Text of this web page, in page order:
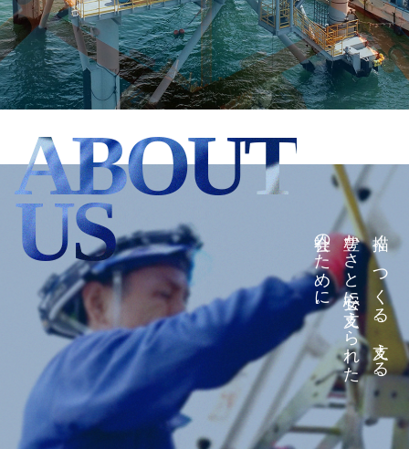
ABOUT
US 描く。つくる。支える。
豊かさと安心に支えられた
社会のために。